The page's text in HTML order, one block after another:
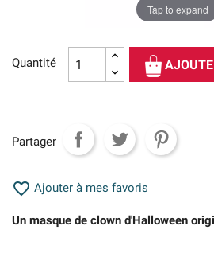
Tap to expand
Quantité
Partager
 Ajouter à mes favoris
Un masque de clown d'Halloween